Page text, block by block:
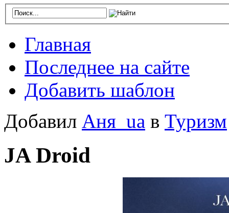
Главная
Последнее на сайте
Добавить шаблон
Добавил Аня_ua в Туризм
JA Droid